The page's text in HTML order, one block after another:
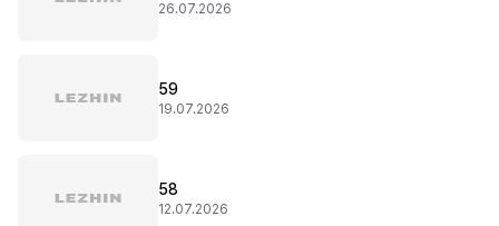
26.07.2026
59
19.07.2026
58
12.07.2026